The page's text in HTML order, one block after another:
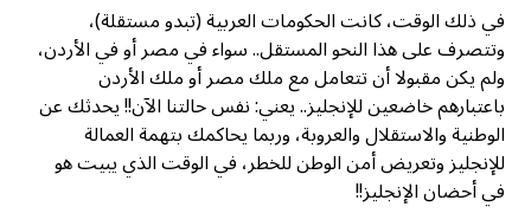
في ذلك الوقت، كانت الحكومات العربية (تبدو مستقلة)،
وتتصرف على هذا النحو المستقل.. سواء في مصر أو في الأردن،
ولم يكن مقبولا أن تتعامل مع ملك مصر أو ملك الأردن
باعتبارهم خاضعين للإنجليز.. يعني: نفس حالتنا الآن!! يحدثك عن
الوطنية والاستقلال والعروبة، وربما يحاكمك بتهمة العمالة
للإنجليز وتعريض أمن الوطن للخطر، في الوقت الذي يبيت هو
في أحضان الإنجليز!!